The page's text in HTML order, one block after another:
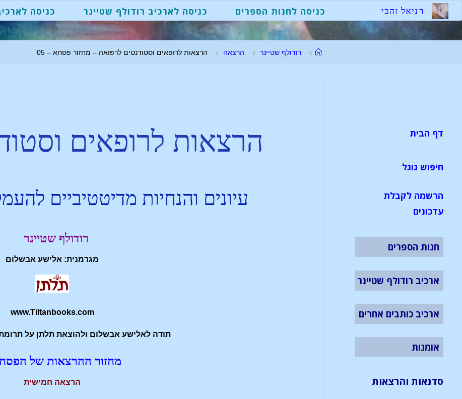
דניאל זהבי כניסה לחנות הספרים כניסה לארכיב רודולף שטיינר כניסה
רודולף שטיינר הרצאה הרצאות לרופאים וסטודנטים לרפואה – מחזור פסחא – 05
הרצאות לרופאים
עיונים והנחיות מדיטטיביים
רודולף שטיינר
מגרמנית: אלישע אבשלום
www.Tiltanbooks.com
תודה לאלישע אבשלום ולהוצאת תלתן על
מחזור ההרצאות של
הרצאה חמישית
דף הבית
חיפוש גוגל
הרשמה לקבלת
עדכונים
חנות הספרים
ארכיב רודולף שטיינר
ארכיב כותבים אחרים
אומנות
סדנאות והרצאות